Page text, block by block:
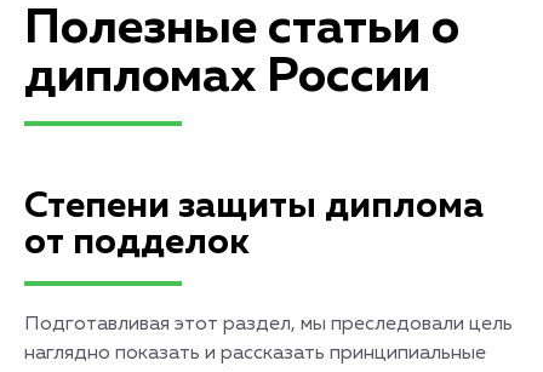
Полезные статьи о
дипломах России
Степени защиты диплома
от подделок
Подготавливая этот раздел, мы преследовали цель
наглядно показать и рассказать принципиальные